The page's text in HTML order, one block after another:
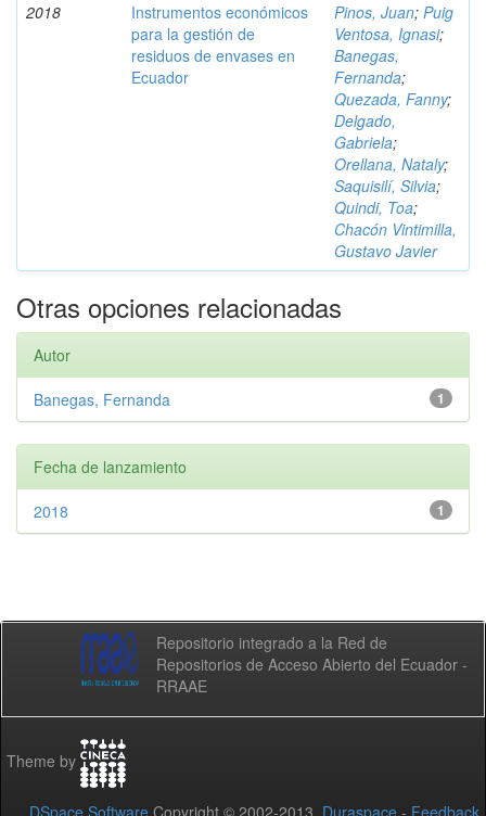
2018
Instrumentos económicos
para la gestión de
residuos de envases en
Ecuador
Pinos, Juan; Puig
Ventosa, Ignasi;
Banegas,
Fernanda;
Quezada, Fanny;
Delgado,
Gabriela;
Orellana, Nataly;
Saquisilí, Silvia;
Quindi, Toa;
Chacón Vintimilla,
Gustavo Javier
Otras opciones relacionadas
Autor
1
Banegas, Fernanda
Fecha de lanzamiento
1
2018
Repositorio integrado a la Red de
Repositorios de Acceso Abierto del Ecuador -
RRAAE
Theme by
DSpace Software Copyright © 2002-2013 Duraspace - Feedback